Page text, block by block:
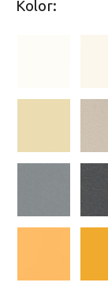
Kolor: